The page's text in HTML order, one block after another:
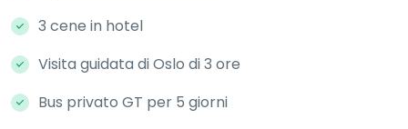
3 cene in hotel
Visita guidata di Oslo di 3 ore
Bus privato GT per 5 giorni